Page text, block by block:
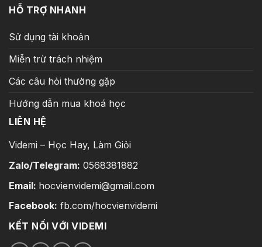
HỖ TRỢ NHANH
Sử dụng tài khoản
Miễn trừ trách nhiệm
Các câu hỏi thường gặp
Hướng dẫn mua khoá học
LIÊN HỆ
Videmi – Học Hay, Làm Giỏi
Zalo/Telegram: 0568381882
Email: hocvienvidemi@gmail.com
Facebook: fb.com/hocvienvidemi
KẾT NỐI VỚI VIDEMI